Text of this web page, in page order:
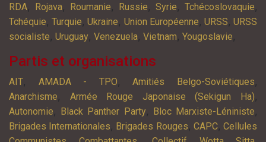
RDA, Rojava, Roumanie, Russie, Syrie, Tchécoslovaquie,
Tchéquie,Turquie,Ukraine, Union Européenne, URSS,URSS
socialiste, Uruguay, Venezuela, Vietnam, Yougoslavie,
Partis et organisations
AIT, AMADA - TPO,Amitiés Belgo-Soviétiques,
Anarchisme, Armée Rouge Japonaise (Sekigun Ha),
Autonomie, Black Panther Party, Bloc Marxiste-Léniniste,
Brigades Internationales, Brigades Rouges, CAPC,Cellules